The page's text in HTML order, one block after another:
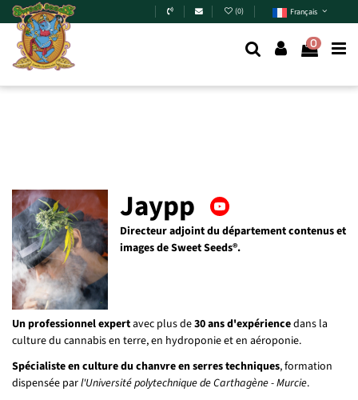
Skip to main content (0) Français
0
Jaypp
Directeur adjoint du département contenus et
images de Sweet Seeds®.
Un professionnel expertavec plus de30 ans d'expériencedans la
culture du cannabis en terre, en hydroponie et en aéroponie.
Spécialiste en culture du chanvre en serres techniques, formation
dispensée parl'Université polytechnique de Carthagène - Murcie.